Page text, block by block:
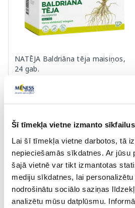
Šī tīmekļa vietne izmanto sīkfailus
Lai šī tīmekļa vietne darbotos, tā
nepieciešamās sīkdatnes. Ar jūsu
šajā vietnē var tikt izmantotas
mediju sīkdatnes, lai personalizētu
nodrošinātu sociālo saziņas
analizētu mūsu datplūsmu.
NATĒJA Baldriāna tēja maisiņos,
24 gab.
2.00 € 2.19 €
Pirkt
30 dienu zemākā cena: 2.19 € (-9%)
Standarta cena: 3.99 €
Page 1 of 10
Saules aizsardzībai